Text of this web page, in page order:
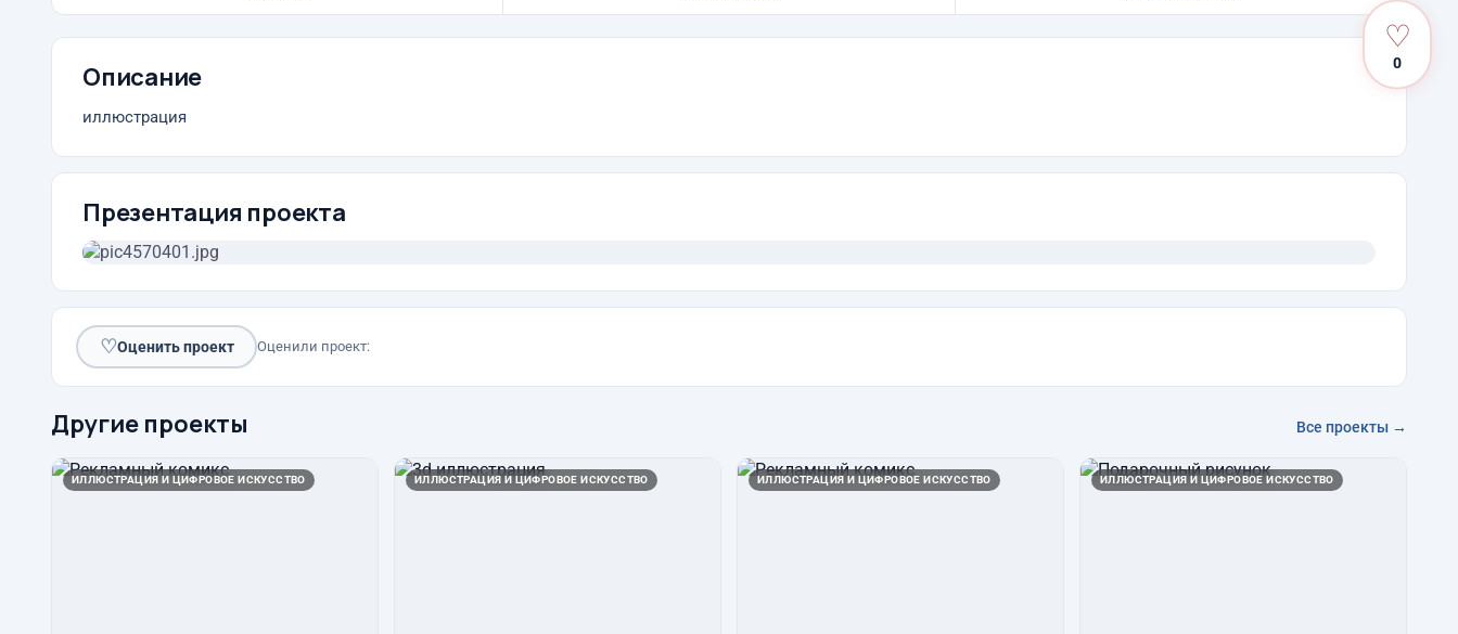
Описание
иллюстрация
Презентация проекта
♡
0
♡Оценить проект Оценили проект:
Другие проекты Все проекты →
ИЛЛЮСТРАЦИЯ И ЦИФРОВОЕ ИСКУССТВО ИЛЛЮСТРАЦИЯ И ЦИФРОВОЕ ИСКУССТВО ИЛЛЮСТРАЦИЯ И ЦИФРОВОЕ ИСКУССТВО ИЛЛЮСТРАЦИЯ И ЦИФРОВОЕ ИСКУССТВО